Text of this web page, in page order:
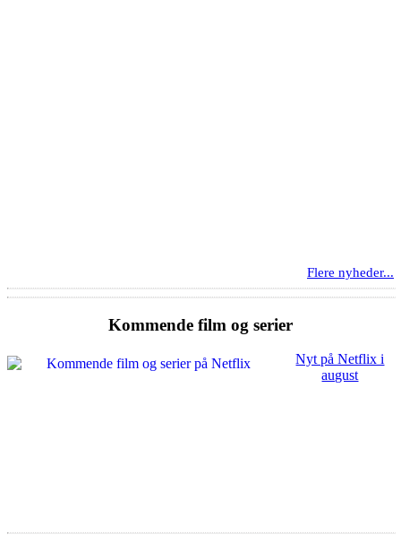
Flere nyheder...
Kommende film og serier
Nyt på Netflix i
august